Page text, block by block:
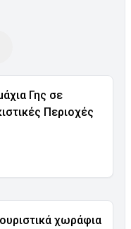
Γης σε
Περιοχές
χωράφια